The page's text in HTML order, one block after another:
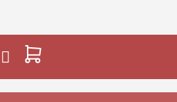
NÁKUPNÍ
KOŠÍK